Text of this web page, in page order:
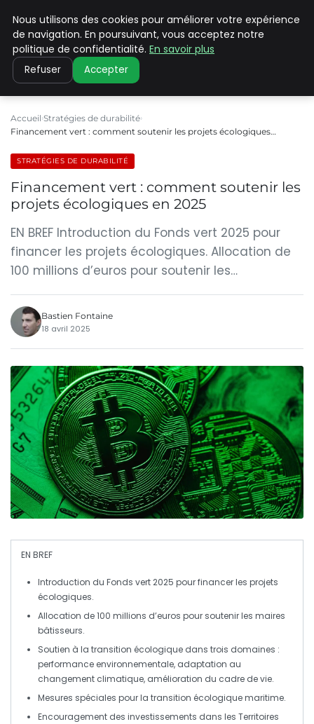
CLIMATE C ADVANCED
Accueil Stratégies de durabilité
Financement vert : comment soutenir les projets écologiques…
STRATÉGIES DE DURABILITÉ
Financement vert : comment soutenir les
projets écologiques en 2025
EN BREF Introduction du Fonds vert 2025 pour
financer les projets écologiques. Allocation de
100 millions d’euros pour soutenir les…
Bastien Fontaine
18 avril 2025
EN BREF
Introduction du Fonds vert 2025 pour financer les projets
écologiques.
Allocation de100 millions d’euros pour soutenir les maires
bâtisseurs.
Soutien à la transition écologique dans trois domaines :
performance environnementale, adaptation au
changement climatique, amélioration du cadre de vie.
Mesures spéciales pour la transition écologique maritime.
Encouragement des investissements dans les Territoires
Nous utilisons des cookies pour améliorer votre expérience
de navigation. En poursuivant, vous acceptez notre
politique de confidentialité. En savoir plus
Refuser Accepter